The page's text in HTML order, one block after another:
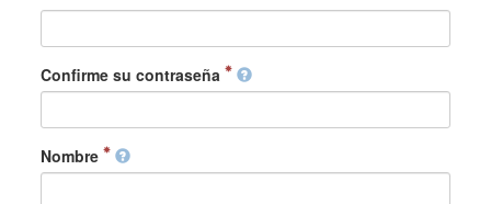
Confirme su contraseña
Nombre